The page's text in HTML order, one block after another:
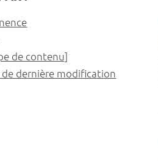
de contenu]
de dernière modification